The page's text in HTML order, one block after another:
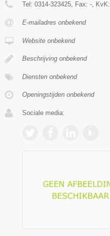
Tel: 0314-323425, Fax: -, KvK:
E-mailadres onbekend
Website onbekend
Beschrijving onbekend
Diensten onbekend
Openingstijden onbekend
Sociale media: